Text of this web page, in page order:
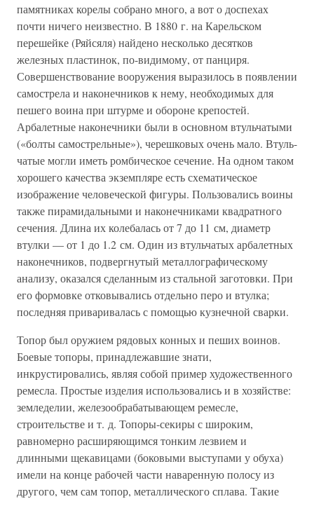
памятниках корелы собрано много, а вот о доспехах
почти ничего неизвестно. В 1880 г. на Карельском
перешейке (Ряйсяля) найдено несколько десятков
железных пластинок, по-видимому, от панциря.
Совершенствование вооружения выразилось в появлении
самострела и наконечников к нему, необходимых для
пешего воина при штурме и обороне крепостей.
Арбалетные наконечники были в основном втульчатыми
(«болты самострельные»), черешковых очень мало. Втуль-
чатые могли иметь ромбическое сечение. На одном таком
хорошего качества экземпляре есть схематическое
изображение человеческой фигуры. Пользовались воины
также пирамидальными и наконечниками квадратного
сечения. Длина их колебалась от 7 до 11 см, диаметр
втулки — от 1 до 1.2 см. Один из втульчатых арбалетных
наконечников, подвергнутый металлографическому
анализу, оказался сделанным из стальной заготовки. При
его формовке отковывались отдельно перо и втулка;
последняя приваривалась с помощью кузнечной сварки.
Топор был оружием рядовых конных и пеших воинов.
Боевые топоры, принадлежавшие знати,
инкрустировались, являя собой пример художественного
ремесла. Простые изделия использовались и в хозяйстве:
земледелии, железообрабатывающем ремесле,
строительстве и т. д. Топоры-секиры с широким,
равномерно расширяющимся тонким лезвием и
длинными щекавицами (боковыми выступами у обуха)
имели на конце рабочей части наваренную полосу из
другого, чем сам топор, металлического сплава. Такие